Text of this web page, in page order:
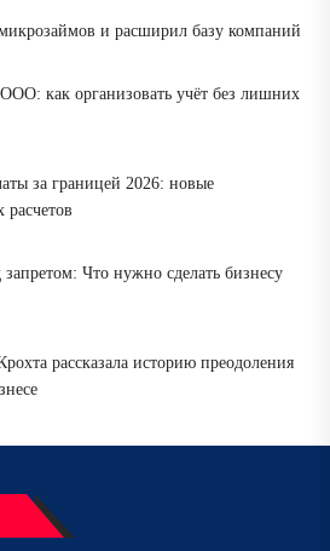
и расширил базу компаний
ООО: как организовать учёт без лишних
за границей 2026: новые
Что нужно сделать бизнесу
рассказала историю преодоления